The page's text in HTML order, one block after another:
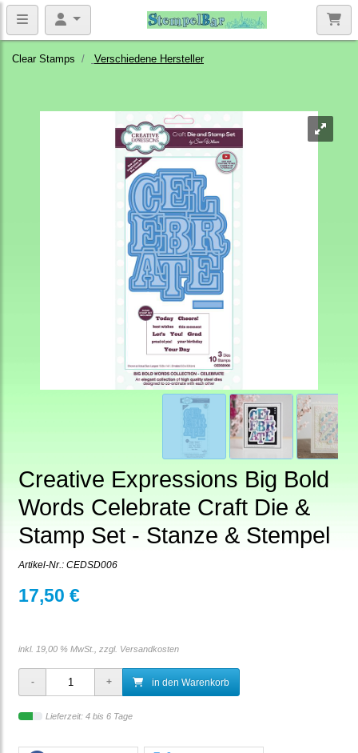
Clear Stamps Verschiedene Hersteller
Creative Expressions Big Bold
Words Celebrate Craft Die &
Stamp Set - Stanze & Stempel
Artikel-Nr.: CEDSD006
17,50 €
inkl. 19,00 % MwSt., zzgl. Versandkosten
in den Warenkorb
Lieferzeit: 4 bis 6 Tage